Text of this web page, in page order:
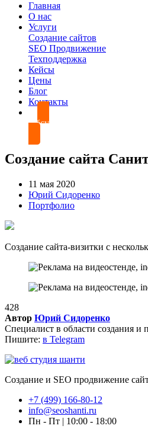
Главная
О нас
Услуги
Создание сайтов
SEO Продвижение
Техподдержка
Кейсы
Цены
Блог
Контакты
Обсудить проект
Создание сайта
11 мая 2020
Юрий Сидоренко
Портфолио
Создание сайта-визитки с
428
Автор Юрий Сидоренко
Специалист в области создания и
Пишите: в Telegram
Создание и SEO продвижение
+7 (499) 166-80-12
info@seoshanti.ru
Пн - Пт | 10:00 - 18:00